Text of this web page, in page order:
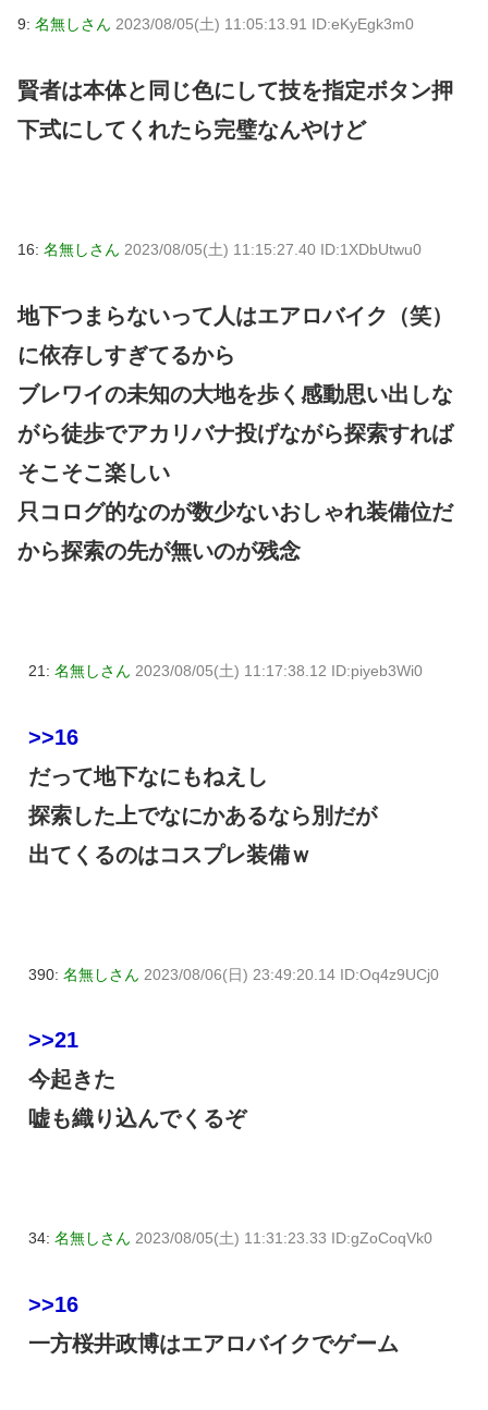
9: 名無しさん 2023/08/05(土) 11:05:13.91 ID:eKyEgk3m0
賢者は本体と同じ色にして技を指定ボタン押
下式にしてくれたら完璧なんやけど
16: 名無しさん 2023/08/05(土) 11:15:27.40 ID:1XDbUtwu0
地下つまらないって人はエアロバイク（笑）
に依存しすぎてるから
ブレワイの未知の大地を歩く感動思い出しな
がら徒歩でアカリバナ投げながら探索すれば
そこそこ楽しい
只コログ的なのが数少ないおしゃれ装備位だ
から探索の先が無いのが残念
21: 名無しさん 2023/08/05(土) 11:17:38.12 ID:piyeb3Wi0
>>16
だって地下なにもねえし
探索した上でなにかあるなら別だが
出てくるのはコスプレ装備ｗ
390: 名無しさん 2023/08/06(日) 23:49:20.14 ID:Oq4z9UCj0
>>21
今起きた
嘘も織り込んでくるぞ
34: 名無しさん 2023/08/05(土) 11:31:23.33 ID:gZoCoqVk0
>>16
一方桜井政博はエアロバイクでゲーム